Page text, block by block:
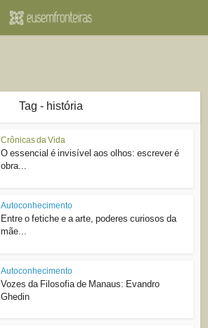
Tag - história
Crônicas da Vida
O essencial é invisível aos olhos: escrever é
obra...
Autoconhecimento
Entre o fetiche e a arte, poderes curiosos da
mãe...
Autoconhecimento
Vozes da Filosofia de Manaus: Evandro
Ghedin